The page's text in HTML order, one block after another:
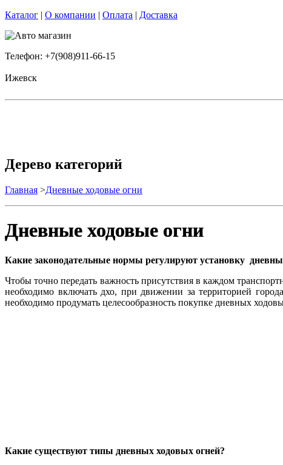
Каталог | О компании | Оплата | Доставка
Телефон: +7(908)911-66-15
Ижевск
Дерево категорий
Главная >Дневные ходовые огни
Дневные ходовые огни
Какие законодательные нормы регулируют установку
Чтобы точно передать важность присутствия в каждом
необходимо включать дхо, при движении за территорией
необходимо продумать целесообразность покупке дневных
Какие существуют типы дневных ходовых огней?